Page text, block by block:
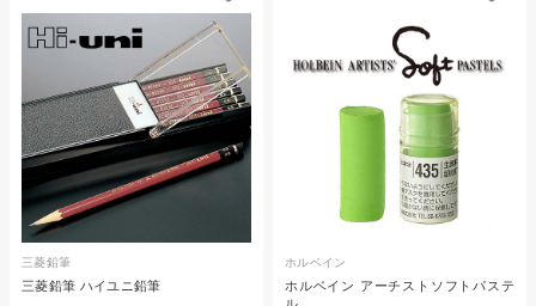
三菱鉛筆
三菱鉛筆 ハイユニ鉛筆
ホルベイン
ホルベイン アーチストソフトパステ